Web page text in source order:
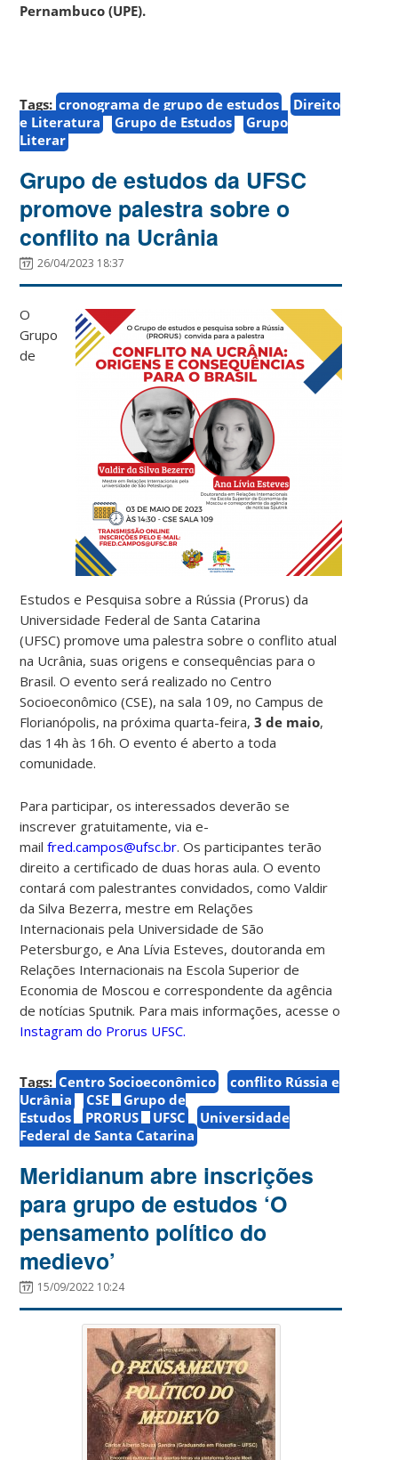
Pernambuco (UPE).
Tags: cronograma de grupo de estudos
Direito
e Literatura
Grupo de Estudos
Grupo
Literar
Grupo de estudos da UFSC
promove palestra sobre o
conflito na Ucrânia
26/04/2023 18:37
O
Grupo
de
Estudos e Pesquisa sobre a Rússia (Prorus) da
Universidade Federal de Santa Catarina
(UFSC) promove uma palestra sobre o conflito atual
na Ucrânia, suas origens e consequências para o
Brasil. O evento será realizado no Centro
Socioeconômico (CSE), na sala 109, no Campus de
Florianópolis, na próxima quarta-feira,3 de maio,
das 14h às 16h.O evento é aberto a toda
comunidade.
Para participar, os interessados deverão se
inscrever gratuitamente, via e-
mailfred.campos@ufsc.br. Os participantes terão
direito a certificado de duas horas aula. O evento
contará com palestrantes convidados, como Valdir
da Silva Bezerra, mestre em Relações
Internacionais pela Universidade de São
Petersburgo, e Ana Lívia Esteves, doutoranda em
Relações Internacionais na Escola Superior de
Economia de Moscou e correspondente da agência
de notícias Sputnik. Para mais informações, acesse o
Instagram do Prorus UFSC.
Tags: Centro Socioeconômico
conflito Rússia e
Ucrânia
CSE
Grupo de
Estudos
PRORUS UFSC
Universidade
Federal de Santa Catarina
Meridianum abre inscrições
para grupo de estudos ‘O
pensamento político do
medievo’
15/09/2022 10:24